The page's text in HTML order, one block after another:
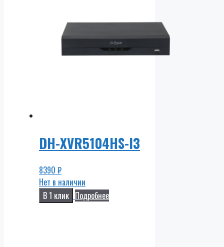
DH-XVR5104HS-I3
8390 ₽
Нет в наличии
В 1 клик Подробнее